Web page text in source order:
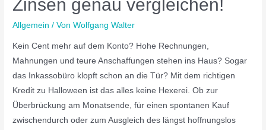
Zinsen genau vergleichen!
Allgemein / VonWolfgang Walter
Kein Cent mehr auf dem Konto? Hohe Rechnungen,
Mahnungen und teure Anschaffungen stehen ins Haus? Sogar
das Inkassobüro klopft schon an die Tür? Mit dem richtigen
Kredit zu Halloween ist das alles keine Hexerei. Ob zur
Überbrückung am Monatsende, für einen spontanen Kauf
zwischendurch oder zum Ausgleich des längst hoffnungslos